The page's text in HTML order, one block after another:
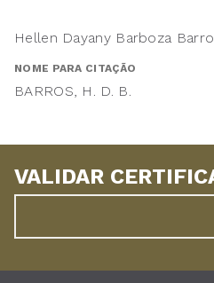
Hellen Dayany Barboza
NOME PARA CITAÇÃO
BARROS, H. D. B.
VALIDAR